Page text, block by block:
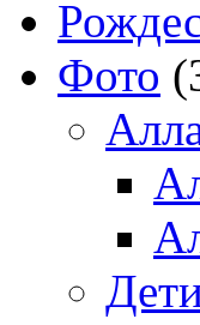
Фото